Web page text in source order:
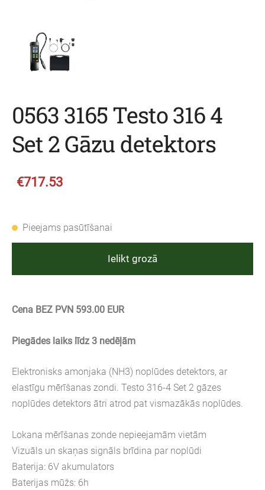
0563 3165 Testo 316 4
Set 2 Gāzu detektors
€717.53
Pieejams pasūtīšanai
Ielikt grozā
Cena BEZ PVN 593.00 EUR
Piegādes laiks līdz 3 nedēļām
Elektronisks amonjaka (NH3) noplūdes detektors, ar
elastīgu mērīšanas zondi. Testo 316-4 Set 2 gāzes
noplūdes detektors ātri atrod pat vismazākās noplūdes.
Lokana mērīšanas zonde nepieejamām vietām
Vizuāls un skaņas signāls brīdina par noplūdi
Baterija: 6V akumulators
Baterijas mūžs: 6h